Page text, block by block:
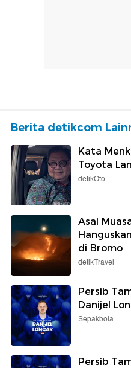
Berita detikcom
Kata
Toyota
detikOto
Asal
di Bromo
detikTravel
Persib
Danijel
Sepakbola
Persib